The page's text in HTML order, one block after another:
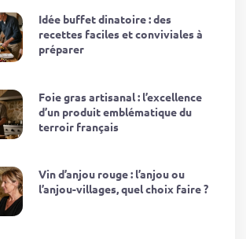
Idée buffet dinatoire : des
recettes faciles et conviviales à
préparer
Foie gras artisanal : l’excellence
d’un produit emblématique du
terroir français
Vin d’anjou rouge : l’anjou ou
l’anjou-villages, quel choix faire ?